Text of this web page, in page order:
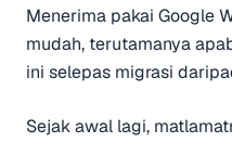
Menerima pakai Google
mudah, terutamanya
ini selepas migrasi
Sejak awal lagi,